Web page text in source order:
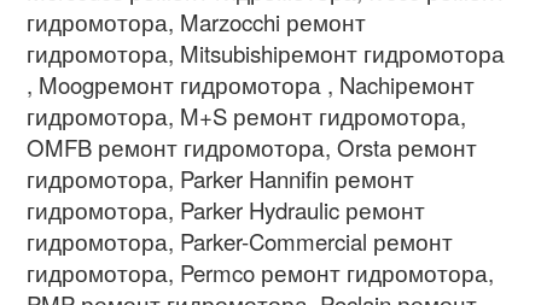
гидромотора, Marzocchi ремонт
гидромотора, Mitsubishiремонт гидромотора
, Moogремонт гидромотора , Nachiремонт
гидромотора, M+S ремонт гидромотора,
OMFB ремонт гидромотора, Orsta ремонт
гидромотора, Parker Hannifin ремонт
гидромотора, Parker Hydraulic ремонт
гидромотора, Parker-Commercial ремонт
гидромотора, Permco ремонт гидромотора,